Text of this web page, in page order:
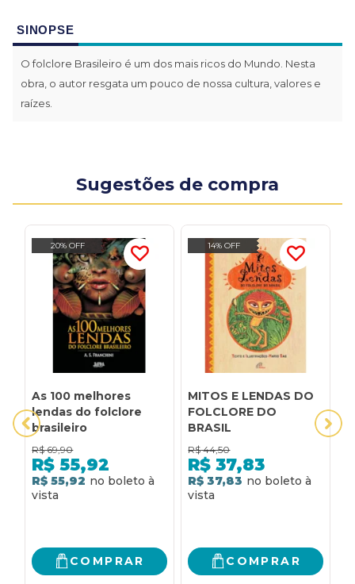
SINOPSE
O folclore Brasileiro é um dos mais ricos do Mundo. Nesta
obra, o autor resgata um pouco de nossa cultura, valores e
raízes.
Sugestões de compra
20% OFF
As 100 melhores
lendas do folclore
brasileiro
R$ 69,90
R$ 55,92
R$ 55,92
COMPRAR
14% OFF
MITOS E LENDAS DO
FOLCLORE DO
BRASIL
R$ 44,50
R$ 37,83
R$ 37,83
COMPRAR